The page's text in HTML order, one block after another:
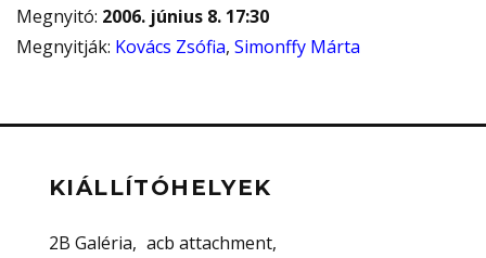
Megnyitó: 2006. június 8. 17:30
Megnyitják: Kovács Zsófia, Simonffy Márta
KIÁLLÍTÓHELYEK
2B Galéria
acb attachment